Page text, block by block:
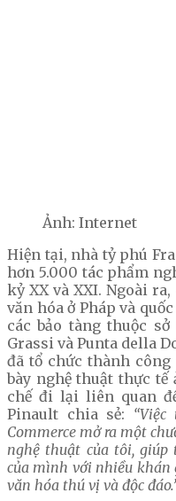
Ảnh: Internet
Hiện tại, nhà tỷ phú
hơn 5.000 tác phẩm
kỷ XX và XXI. Ngoài
văn hóa ở Pháp và
các bảo tàng thuộc
Grassi và Punta della
đã tổ chức thành
bày nghệ thuật thực
chế đi lại liên quan
Pinault chia sẻ:
Commerce mở ra một
nghệ thuật của tôi,
của mình với nhiều
văn hóa thú vị và độc